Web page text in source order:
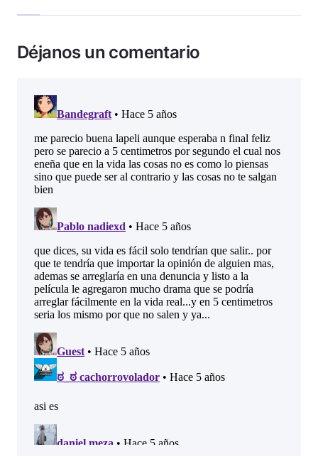
Déjanos un comentario